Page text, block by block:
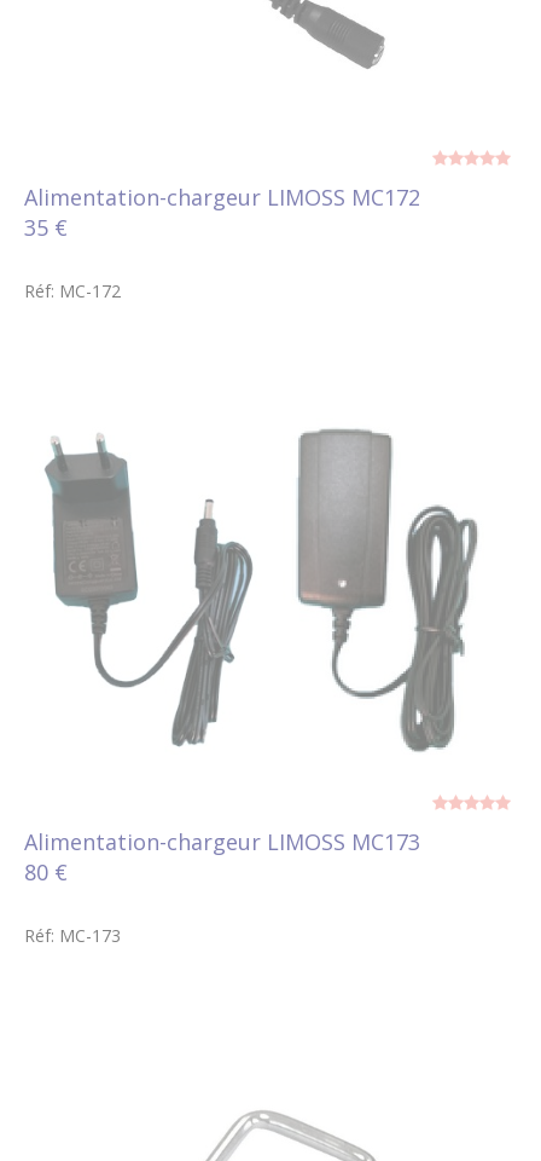
Alimentation-chargeur LIMOSS MC172
35 €
Réf: MC-172
Alimentation-chargeur LIMOSS MC173
80 €
Réf: MC-173